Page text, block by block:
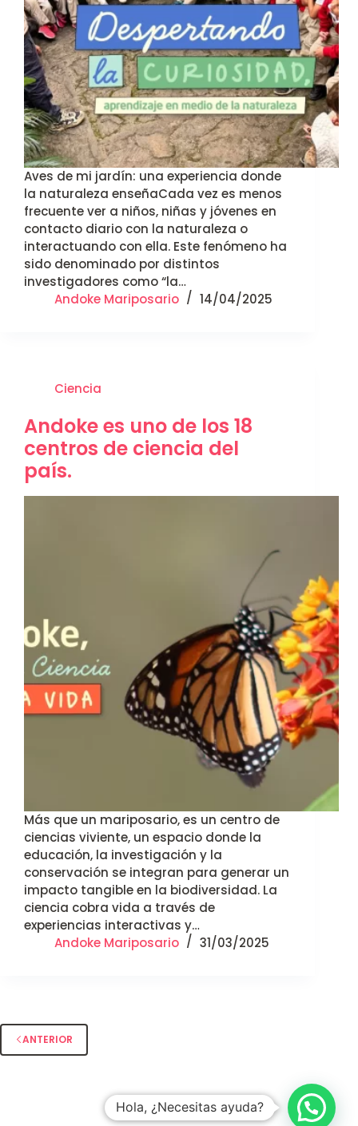
Aves de mi jardín: una experiencia donde
la naturaleza enseñaCada vez es menos
frecuente ver a niños, niñas y jóvenes en
contacto diario con la naturaleza o
interactuando con ella. Este fenómeno ha
sido denominado por distintos
investigadores como “la…
Andoke Mariposario
14/04/2025
Ciencia
Andoke es uno de los 18
centros de ciencia del
país.
Más que un mariposario, es un centro de
ciencias viviente, un espacio donde la
educación, la investigación y la
conservación se integran para generar un
impacto tangible en la biodiversidad. La
ciencia cobra vida a través de
experiencias interactivas y…
Andoke Mariposario
31/03/2025
ANTERIOR
Hola, ¿Necesitas ayuda?